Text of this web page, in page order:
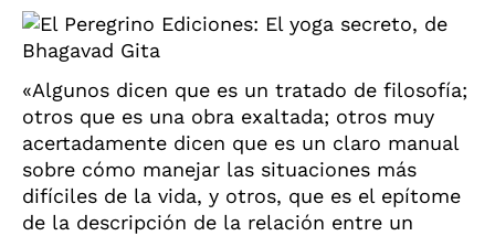
«Algunos dicen que es un tratado de filosofía;
otros que es una obra exaltada; otros muy
acertadamente dicen que es un claro manual
sobre cómo manejar las situaciones más
difíciles de la vida, y otros, que es el epítome
de la descripción de la relación entre un